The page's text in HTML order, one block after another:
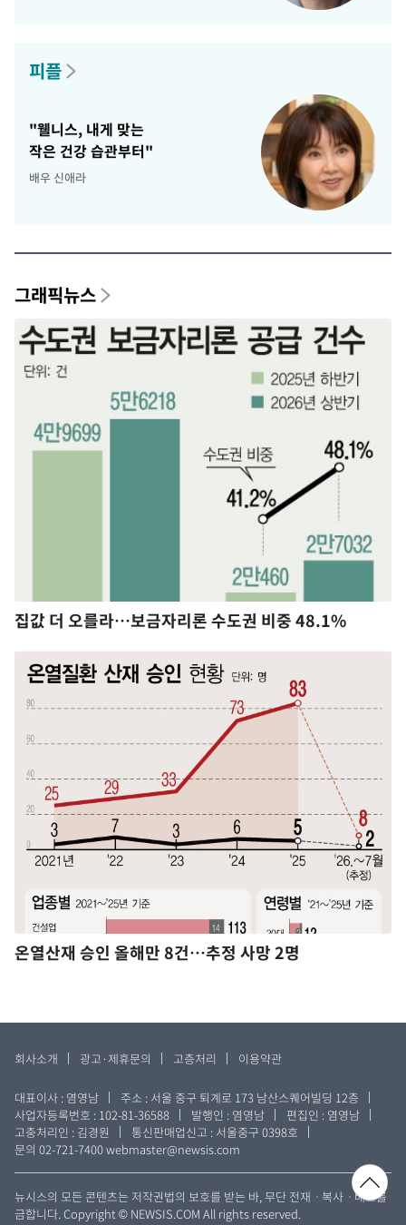
피플
"웰니스, 내게 맞는
작은 건강 습관부터"
배우 신애라
그래픽뉴스
집값 더 오를라…보금자리론 수도권 비중 48.1%
온열산재 승인 올해만 8건…추정 사망 2명
회사소개 광고·제휴문의 고층처리 이용약관
대표이사 : 염영남
주소 : 서울 중구 퇴계로 173 남산스퀘어빌딩 12층
사업자등록번호 : 102-81-36588
발행인 : 염영남
편집인 : 염영남
고충처리인 : 김경원
통신판매업신고 : 서울중구 0398호
문의 02-721-7400webmaster@newsis.com
뉴시스의 모든 콘텐츠는 저작권법의 보호를 받는 바, 무단 전재ㆍ복사ㆍ배포를
금합니다. Copyright © NEWSIS.COM All rights reserved.